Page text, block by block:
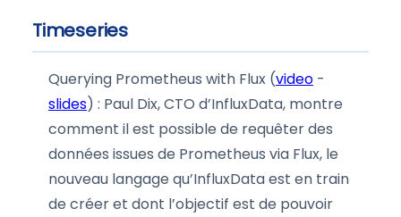
Timeseries
Querying Prometheus with Flux (video -
slides) : Paul Dix, CTO d’InfluxData, montre
comment il est possible de requêter des
données issues de Prometheus via Flux, le
nouveau langage qu’InfluxData est en train
de créer et dont l’objectif est de pouvoir